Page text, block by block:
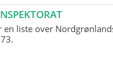
liste over